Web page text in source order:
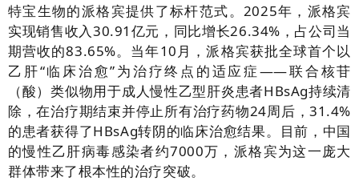
特宝生物的派格宾提供了标杆范式。2025年，派格宾
实现销售收入30.91亿元，同比增长26.34%，占公司当
期营收的83.65%。当年10月，派格宾获批全球首个以
乙肝“临床治愈”为治疗终点的适应症——联合核苷
（酸）类似物用于成人慢性乙型肝炎患者HBsAg持续清
除，在治疗期结束并停止所有治疗药物24周后，31.4%
的患者获得了HBsAg转阴的临床治愈结果。目前，中国
的慢性乙肝病毒感染者约7000万，派格宾为这一庞大
群体带来了根本性的治疗突破。